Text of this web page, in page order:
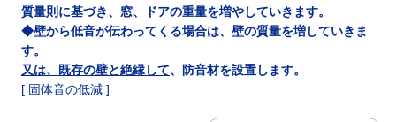
質量則に基づき、窓、ドアの重量を増やしていきます。
◆壁から低音が伝わってくる場合は、壁の質量を増していきま
す。
又は、既存の壁と絶縁して、防音材を設置します。
[ 固体音の低減 ]